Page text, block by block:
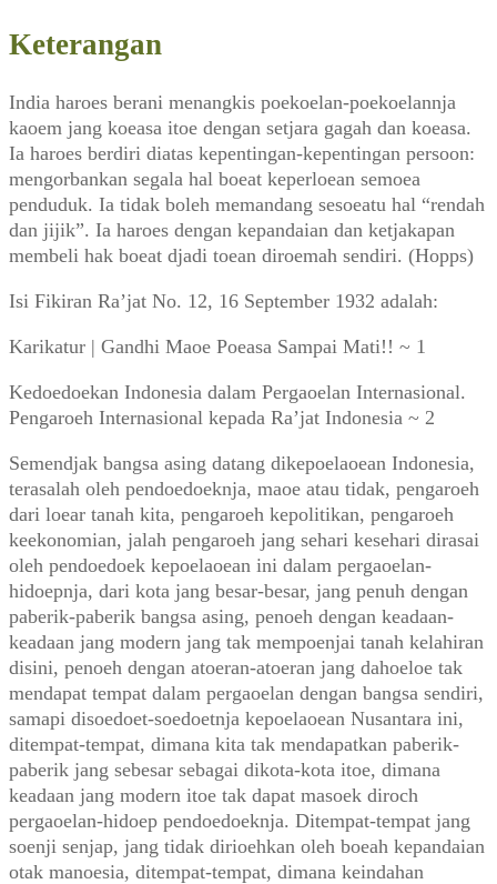
Keterangan
India haroes berani menangkis poekoelan-poekoelannja
kaoem jang koeasa itoe dengan setjara gagah dan koeasa.
Ia haroes berdiri diatas kepentingan-kepentingan persoon:
mengorbankan segala hal boeat keperloean semoea
penduduk. Ia tidak boleh memandang sesoeatu hal “rendah
dan jijik”. Ia haroes dengan kepandaian dan ketjakapan
membeli hak boeat djadi toean diroemah sendiri. (Hopps)
Isi Fikiran Ra’jat No. 12, 16 September 1932 adalah:
Karikatur | Gandhi Maoe Poeasa Sampai Mati!! ~ 1
Kedoedoekan Indonesia dalam Pergaoelan Internasional.
Pengaroeh Internasional kepada Ra’jat Indonesia ~ 2
Semendjak bangsa asing datang dikepoelaoean Indonesia,
terasalah oleh pendoedoeknja, maoe atau tidak, pengaroeh
dari loear tanah kita, pengaroeh kepolitikan, pengaroeh
keekonomian, jalah pengaroeh jang sehari kesehari dirasai
oleh pendoedoek kepoelaoean ini dalam pergaoelan-
hidoepnja, dari kota jang besar-besar, jang penuh dengan
paberik-paberik bangsa asing, penoeh dengan keadaan-
keadaan jang modern jang tak mempoenjai tanah kelahiran
disini, penoeh dengan atoeran-atoeran jang dahoeloe tak
mendapat tempat dalam pergaoelan dengan bangsa sendiri,
samapi disoedoet-soedoetnja kepoelaoean Nusantara ini,
ditempat-tempat, dimana kita tak mendapatkan paberik-
paberik jang sebesar sebagai dikota-kota itoe, dimana
keadaan jang modern itoe tak dapat masoek diroch
pergaoelan-hidoep pendoedoeknja. Ditempat-tempat jang
soenji senjap, jang tidak dirioehkan oleh boeah kepandaian
otak manoesia, ditempat-tempat, dimana keindahan